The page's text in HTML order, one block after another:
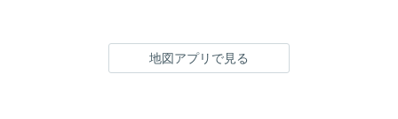
地図アプリで見る